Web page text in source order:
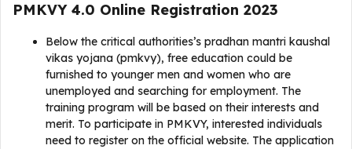
PMKVY 4.0 Online Registration 2023
Below the critical authorities’s pradhan mantri kaushal
vikas yojana (pmkvy), free education could be
furnished to younger men and women who are
unemployed and searching for employment. The
training program will be based on their interests and
merit. To participate in PMKVY, interested individuals
need to register on the official website. The application